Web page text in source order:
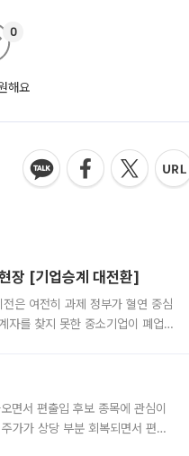
해요
0
장 [기업승계 대전환]
은 여전히 과제 정부가 혈연 중심
자를 찾지 못한 중소기업이 폐업
면서 편출입 후보 종목에 관심이
가가 상당 부분 회복되면서 편입